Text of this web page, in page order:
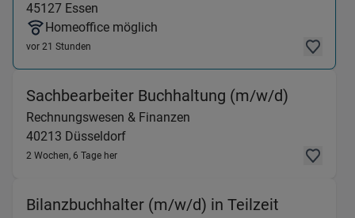
45127 Essen
Homeoffice möglich
vor 21 Stunden
Sachbearbeiter Buchhaltung (m/w/d)
Rechnungswesen & Finanzen
40213 Düsseldorf
2 Wochen, 6 Tage her
Bilanzbuchhalter (m/w/d) in Teilzeit